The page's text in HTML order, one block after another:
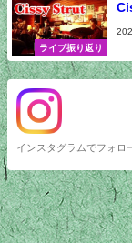
ライブ振り返り
インスタグラムでフォロ